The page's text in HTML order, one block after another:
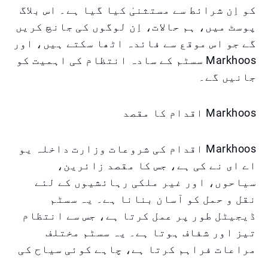
کو اِن شرائط سے مستثنیٰ کیا گیا ہے۔ اس بلاگ
پوسٹ میں، ہم حالات، اِن لوگوں کی جانچ کریں
گے جو اس موقع سے فائدہ اٹھا سکتے ہیں، اور
Markhoos سسٹم کے سادہ انتظام کی اہمیت کو
جانیں گے۔
Markhoos اقدام کا مقصد
Markhoos اقدام کی شروعات وزارت داخلہ یو
اے ای نے کی ہے، جس کا مقصد زائرین،
سیاحوں، اور غیر ملکی رہائشیوں کے لئے
نقل و حمل کو آسان بنانا ہے۔ یہ سسٹم
ڈیجیٹل طور پر عمل کرتا ہے، جس سے انتظام
تیز اور شفاف ہوتا ہے۔ یہ سسٹم مختلف
مراعات فراہم کرتا ہے، چاہے کوئی سیاح کی